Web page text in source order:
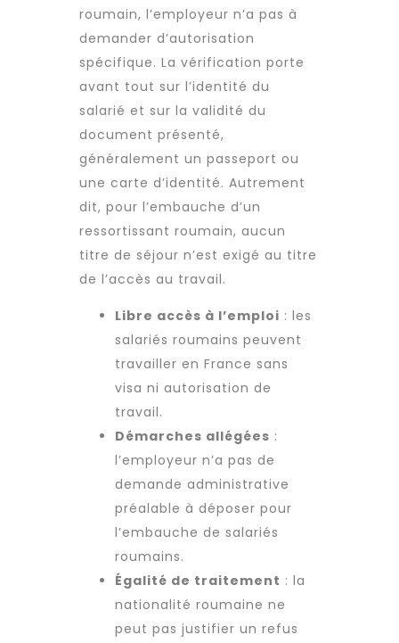
roumain, l’employeur n’a pas à
demander d’autorisation
spécifique. La vérification porte
avant tout sur l’identité du
salarié et sur la validité du
document présenté,
généralement un passeport ou
une carte d’identité. Autrement
dit, pour l’embauche d’un
ressortissant roumain, aucun
titre de séjour n’est exigé au titre
de l’accès au travail.
Libre accès à l’emploi : les
salariés roumains peuvent
travailler en France sans
visa ni autorisation de
travail.
Démarches allégées :
l’employeur n’a pas de
demande administrative
préalable à déposer pour
l’embauche de salariés
roumains.
Égalité de traitement : la
nationalité roumaine ne
peut pas justifier un refus